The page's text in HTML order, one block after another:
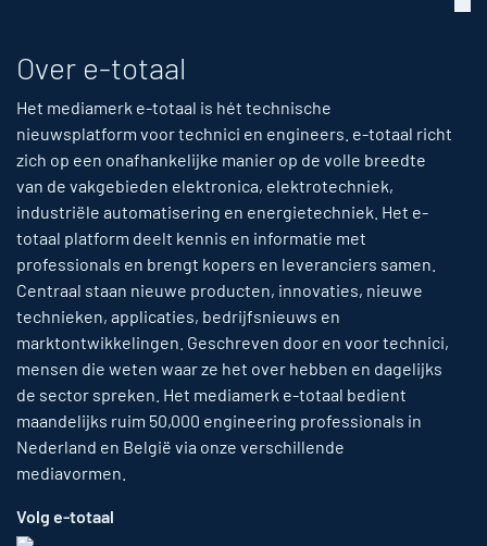
Over e-totaal
Het mediamerk e-totaal is hét technische
nieuwsplatform voor technici en engineers. e-totaal richt
zich op een onafhankelijke manier op de volle breedte
van de vakgebieden elektronica, elektrotechniek,
industriële automatisering en energietechniek. Het e-
totaal platform deelt kennis en informatie met
professionals en brengt kopers en leveranciers samen.
Centraal staan nieuwe producten, innovaties, nieuwe
technieken, applicaties, bedrijfsnieuws en
marktontwikkelingen. Geschreven door en voor technici,
mensen die weten waar ze het over hebben en dagelijks
de sector spreken. Het mediamerk e-totaal bedient
maandelijks ruim 50,000 engineering professionals in
Nederland en België via onze verschillende
mediavormen.
Volg e-totaal